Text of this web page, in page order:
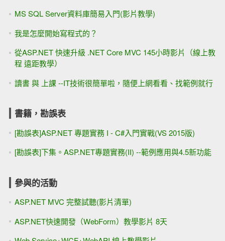
MS SQL Server資料庫簡易入門(影片教學)
我是怎麼開始寫程式的？
從ASP.NET 快速升級 .NET Core MVC 145小時影片（線上教
程 遠距教學）
讀書 與 上課 --IT技術很簡單啦，隨便上網看看、找範例就行
書籍，勘誤表
[勘誤表]ASP.NET 專題實務 I - C#入門實戰(VS 2015版)
[勘誤表]下集。ASP.NET專題實務(II) --範例應用與4.5新功能
參與的活動
ASP.NET MVC 完整試聽(影片清單)
ASP.NET快速開發（WebForm）教學影片 8天